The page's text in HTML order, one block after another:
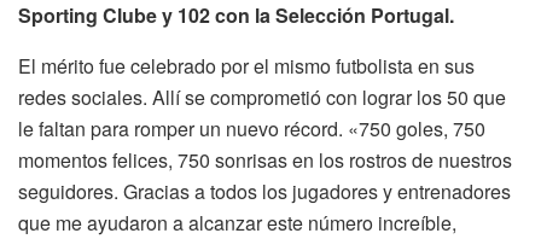
Sporting Clube y 102 con la Selección Portugal.
El mérito fue celebrado por el mismo futbolista en sus
redes sociales. Allí se comprometió con lograr los 50 que
le faltan para romper un nuevo récord. «750 goles, 750
momentos felices, 750 sonrisas en los rostros de nuestros
seguidores. Gracias a todos los jugadores y entrenadores
que me ayudaron a alcanzar este número increíble,